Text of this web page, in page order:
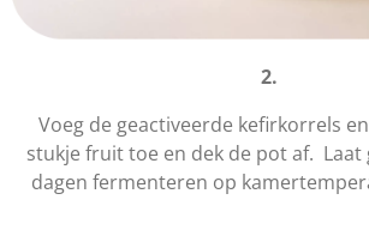
2.
Voeg de geactiveerde kefirkorrels
stukje fruit toe en dek de pot af. Laat
dagen fermenteren op